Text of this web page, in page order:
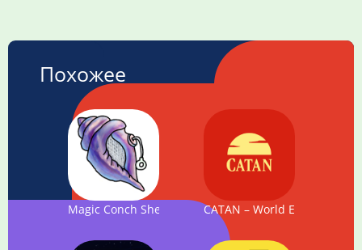
Похожее
Magic Conch Shell CATAN – World Explorers